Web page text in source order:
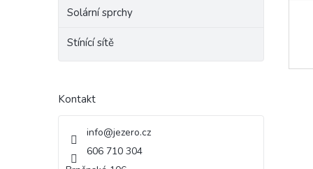
Solární sprchy
Stínící sítě
Kontakt
info@jezero.cz
606 710 304